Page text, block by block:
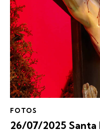
FOTOS
26/07/2025 Santa